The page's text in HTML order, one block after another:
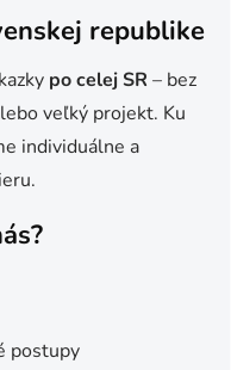
republike
po celej SR – bez
veľký projekt. Ku
individuálne a
postupy